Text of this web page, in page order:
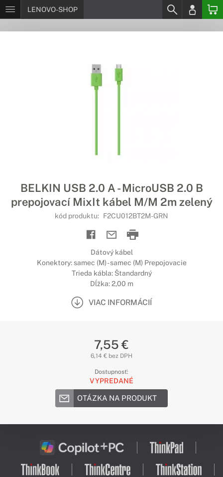
LENOVO-SHOP
BELKIN USB 2.0 A - MicroUSB 2.0 B
prepojovací MixIt kábel M/M 2m zelený
kód produktu: F2CU012BT2M-GRN
Dátový kábel
Konektory: samec (M) - samec (M) Prepojovacie
Trieda kábla: Štandardný
Dĺžka: 2,00 m
VIAC INFORMÁCIÍ
7,55 €
6,14 € bez DPH
Dostupnosť:
VYPREDANÉ
OTÁZKA NA PRODUKT